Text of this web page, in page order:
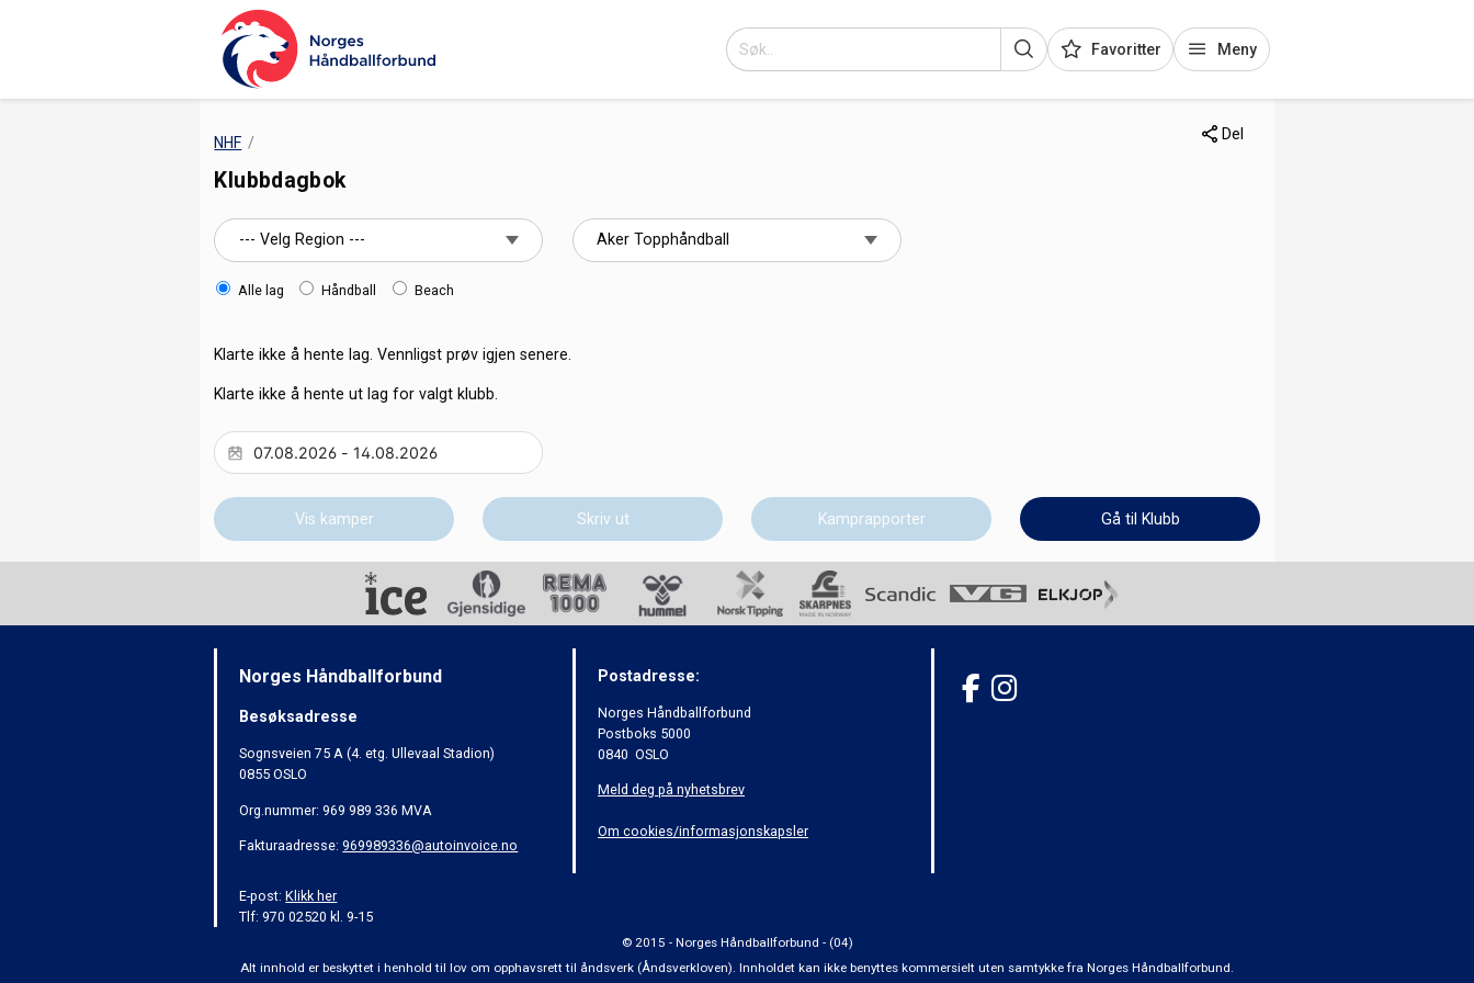
Favoritter Meny
NHF Del
Klubbdagbok
Alle lag Håndball Beach
Klarte ikke å hente lag. Vennligst prøv igjen senere.
Klarte ikke å hente ut lag for valgt klubb.
Vis kamper Skriv ut Kamprapporter Gå til Klubb
Norges Håndballforbund
Besøksadresse
Sognsveien 75 A (4. etg. Ullevaal Stadion)
0855 OSLO
Org.nummer: 969 989 336 MVA
Fakturaadresse:969989336@autoinvoice.no
E-post:Klikk her
Tlf: 970 02520 kl. 9-15
Postadresse:
Norges Håndballforbund
Postboks 5000
0840 OSLO
Meld deg på nyhetsbrev
Om cookies/informasjonskapsler
© 2015 - Norges Håndballforbund - (04)
Alt innhold er beskyttet i henhold til lov om opphavsrett til åndsverk (Åndsverkloven). Innholdet kan ikke benyttes kommersielt uten samtykke fra Norges Håndballforbund.